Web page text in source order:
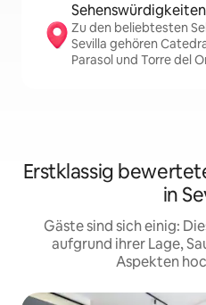
Zu den beliebtesten
Sevilla gehören
Parasol und Torre del
Erstklassig
in
Gäste sind sich einig:
aufgrund ihrer Lage,
Aspekten